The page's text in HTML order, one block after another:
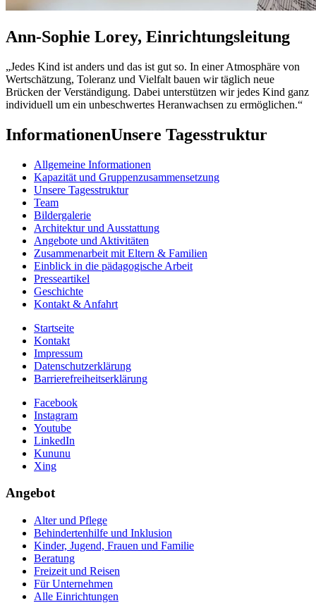
Ann-Sophie Lorey, Einrichtungsleitung
„Jedes Kind ist anders und das ist gut so. In einer Atmosphäre von
Wertschätzung, Toleranz und Vielfalt bauen wir täglich neue
Brücken der Verständigung. Dabei unterstützen wir jedes Kind ganz
individuell um ein unbeschwertes Heranwachsen zu ermöglichen.“
InformationenUnsere Tagesstruktur
Allgemeine Informationen
Kapazität und Gruppenzusammensetzung
Unsere Tagesstruktur
Team
Bildergalerie
Architektur und Ausstattung
Angebote und Aktivitäten
Zusammenarbeit mit Eltern & Familien
Einblick in die pädagogische Arbeit
Presseartikel
Geschichte
Kontakt & Anfahrt
Startseite
Kontakt
Impressum
Datenschutzerklärung
Barrierefreiheitserklärung
Facebook
Instagram
Youtube
LinkedIn
Kununu
Xing
Angebot
Alter und Pflege
Behindertenhilfe und Inklusion
Kinder, Jugend, Frauen und Familie
Beratung
Freizeit und Reisen
Für Unternehmen
Alle Einrichtungen